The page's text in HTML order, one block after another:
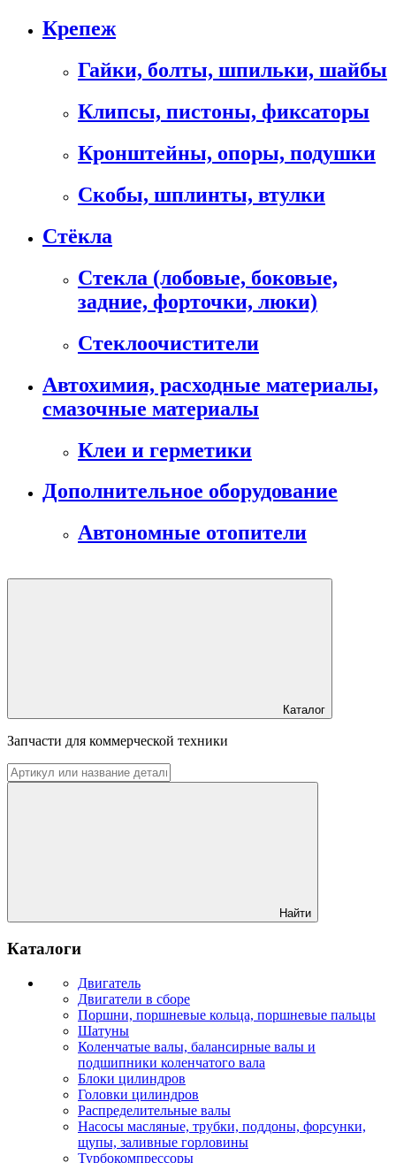
Крепеж
Гайки, болты, шпильки, шайбы
Клипсы, пистоны, фиксаторы
Кронштейны, опоры, подушки
Скобы, шплинты, втулки
Стёкла
Стекла (лобовые, боковые,
задние, форточки, люки)
Стеклоочистители
Автохимия, расходные материалы,
смазочные материалы
Клеи и герметики
Дополнительное оборудование
Автономные отопители
Каталог
Запчасти для коммерческой техники
Найти
Каталоги
Двигатель
Двигатели в сборе
Поршни, поршневые кольца, поршневые пальцы
Шатуны
Коленчатые валы, балансирные валы и
подшипники коленчатого вала
Блоки цилиндров
Головки цилиндров
Распределительные валы
Насосы масляные, трубки, поддоны, форсунки,
щупы, заливные горловины
Турбокомпрессоры